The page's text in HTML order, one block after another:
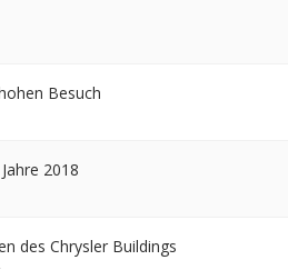
Besuch
2018
des Chrysler Buildings